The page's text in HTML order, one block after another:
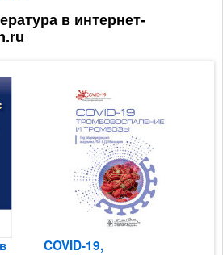
в интернет-
COVID-19,